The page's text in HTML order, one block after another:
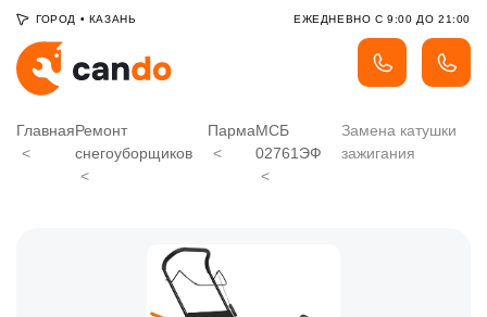
ГОРОД • КАЗАНЬ ЕЖЕДНЕВНО С 9:00 ДО 21:00
ГлавнаяРемонт
снегоуборщиков
ПармаМСБ
02761ЭФ
Замена катушки
зажигания